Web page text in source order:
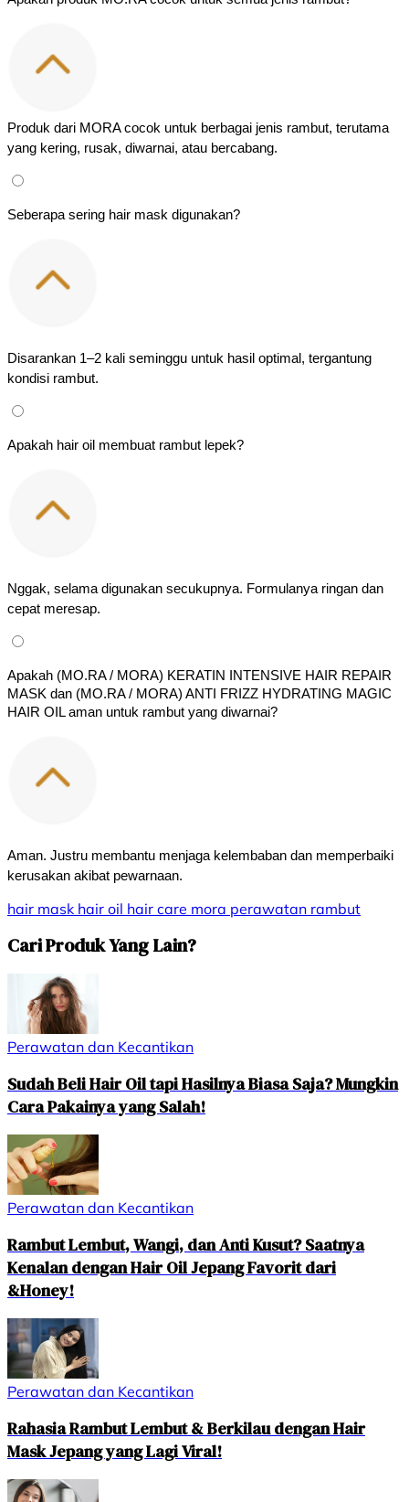
Produk dari MORA cocok untuk berbagai jenis rambut, terutama
yang kering, rusak, diwarnai, atau bercabang.
Seberapa sering hair mask digunakan?
Disarankan 1–2 kali seminggu untuk hasil optimal, tergantung
kondisi rambut.
Apakah hair oil membuat rambut lepek?
Nggak, selama digunakan secukupnya. Formulanya ringan dan
cepat meresap.
Apakah (MO.RA / MORA) KERATIN INTENSIVE HAIR REPAIR
MASK dan (MO.RA / MORA) ANTI FRIZZ HYDRATING MAGIC
HAIR OIL aman untuk rambut yang diwarnai?
Aman. Justru membantu menjaga kelembaban dan memperbaiki
kerusakan akibat pewarnaan.
hair mask hair oil hair care mora perawatan rambut
Cari Produk Yang Lain?
Perawatan dan Kecantikan
Sudah Beli Hair Oil tapi Hasilnya Biasa Saja? Mungkin
Cara Pakainya yang Salah!
Perawatan dan Kecantikan
Rambut Lembut, Wangi, dan Anti Kusut? Saatnya
Kenalan dengan Hair Oil Jepang Favorit dari
&Honey!
Perawatan dan Kecantikan
Rahasia Rambut Lembut & Berkilau dengan Hair
Mask Jepang yang Lagi Viral!